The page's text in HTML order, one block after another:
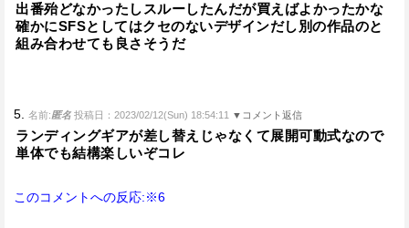
出番殆どなかったしスルーしたんだが買えばよかったかな
確かにSFSとしてはクセのないデザインだし別の作品のと
組み合わせても良さそうだ
5. 名前:匿名 投稿日：2023/02/12(Sun) 18:54:11 ▼コメント返信
ランディングギアが差し替えじゃなくて展開可動式なので
単体でも結構楽しいぞコレ
このコメントへの反応:※6